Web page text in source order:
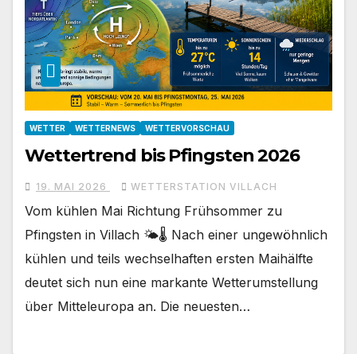
WETTER WETTERNEWS WETTERVORSCHAU
Wettertrend bis Pfingsten 2026
19. MAI 2026 WETTERSTATION VILLACH
Vom kühlen Mai Richtung Frühsommer zu
Pfingsten in Villach 🌤️🌡️ Nach einer ungewöhnlich
kühlen und teils wechselhaften ersten Maihälfte
deutet sich nun eine markante Wetterumstellung
über Mitteleuropa an. Die neuesten…